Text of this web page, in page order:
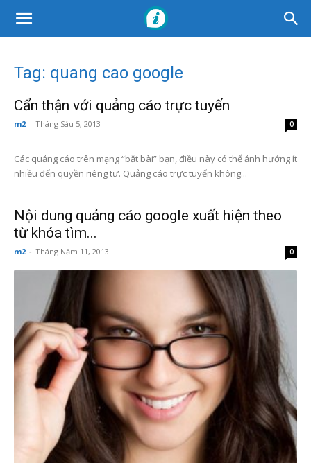
Tag: quang cao google
Cẩn thận với quảng cáo trực tuyến
m2 - Tháng Sáu 5, 2013 0
Các quảng cáo trên mạng “bắt bài” bạn, điều này có thể ảnh hưởng ít
nhiều đến quyền riêng tư. Quảng cáo trực tuyến không...
Nội dung quảng cáo google xuất hiện theo
từ khóa tìm...
m2 - Tháng Năm 11, 2013 0